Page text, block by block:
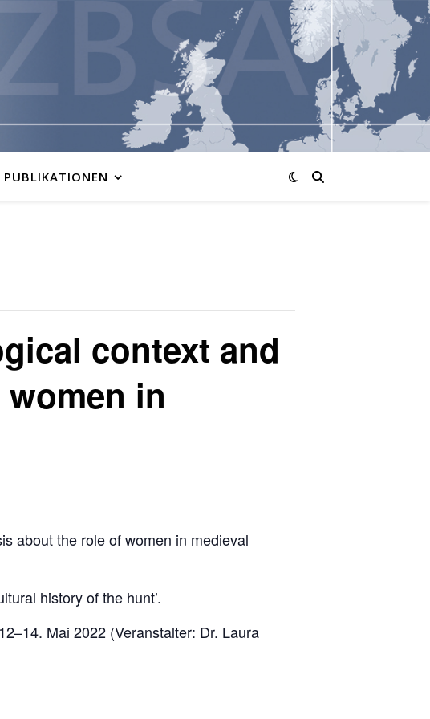
PUBLIKATIONEN
context and
in
about the role of women in medieval
history of the hunt’.
Mai 2022 (Veranstalter: Dr. Laura